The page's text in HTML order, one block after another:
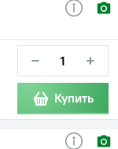
− +
Купить